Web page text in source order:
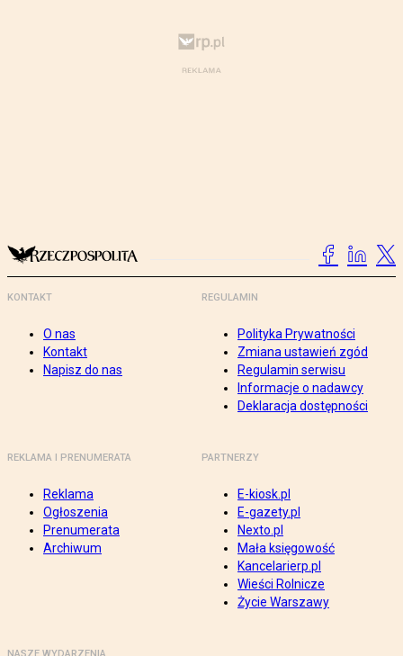
KONTAKT
O nas
Kontakt
Napisz do nas
REGULAMIN
Polityka Prywatności
Zmiana ustawień zgód
Regulamin serwisu
Informacje o nadawcy
Deklaracja dostępności
REKLAMA I PRENUMERATA
Reklama
Ogłoszenia
Prenumerata
Archiwum
PARTNERZY
E-kiosk.pl
E-gazety.pl
Nexto.pl
Mała księgowość
Kancelarierp.pl
Wieści Rolnicze
Życie Warszawy